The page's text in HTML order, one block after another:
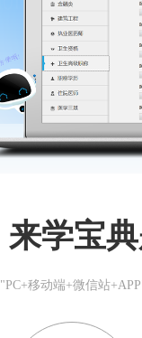
来学宝
"PC+移动端+微信站